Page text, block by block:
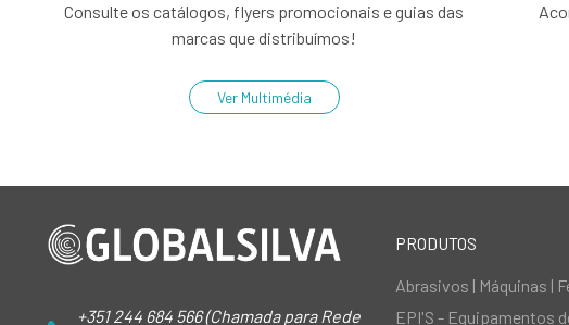
Consulte os catálogos, flyers promocionais e guias das
marcas que distribuímos!
Ver Multimédia
+351 244 684 566 (Chamada para Rede
PRODUTOS
Abrasivos | Máquinas |
EPI'S - Equipamentos